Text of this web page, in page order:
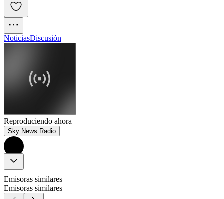
NoticiasDiscusión
Reproduciendo ahora
Sky News Radio
Emisoras similares
Emisoras similares